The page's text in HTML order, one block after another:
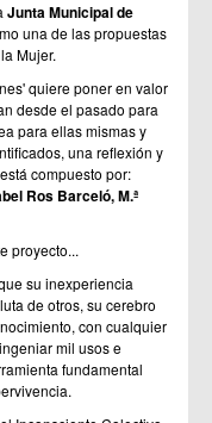
Junta Municipal de
una de las propuestas
Mujer.
quiere poner en valor
desde el pasado para
para ellas mismas y
una reflexión y
compuesto por:
Ros Barceló, M.ª
proyecto...
su inexperiencia
de otros, su cerebro
con cualquier
mil usos e
fundamental